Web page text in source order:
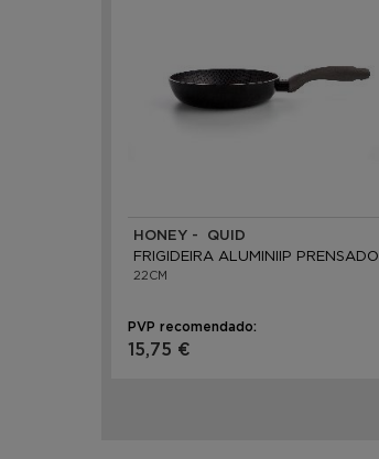
HONEY - QUID
FRIGIDEIRA ALUMINIIP PRENSADO
22CM
PVP recomendado:
15,75 €